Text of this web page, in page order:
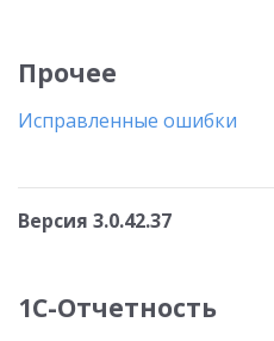
Прочее
Исправленные ошибки
Версия 3.0.42.37
1С-Отчетность